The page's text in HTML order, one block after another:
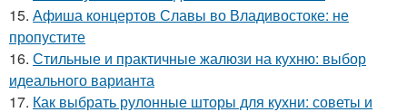
15. Афиша концертов Славы во Владивостоке: не
пропустите
16. Стильные и практичные жалюзи на кухню: выбор
идеального варианта
17. Как выбрать рулонные шторы для кухни: советы и